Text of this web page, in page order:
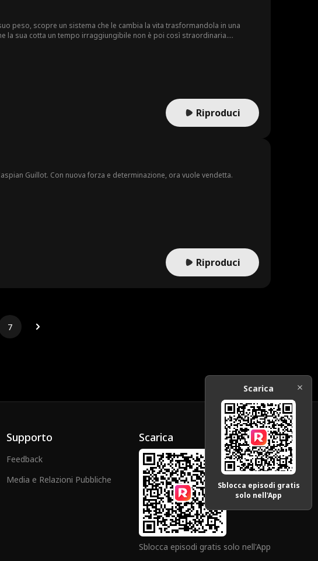
peso, scopre un sistema che le cambia la vita trasformandola in una
la sua cotta un tempo irraggiungibile non è poi così straordinaria.
Riproduci
Guillot. Con nuova forza e determinazione, ora vuole vendetta.
Riproduci
7
Supporto
Feedback
Media e Relazioni Pubbliche
Scarica
Sblocca episodi gratis solo nell'App
Scarica
Sblocca episodi gratis
solo nell'App